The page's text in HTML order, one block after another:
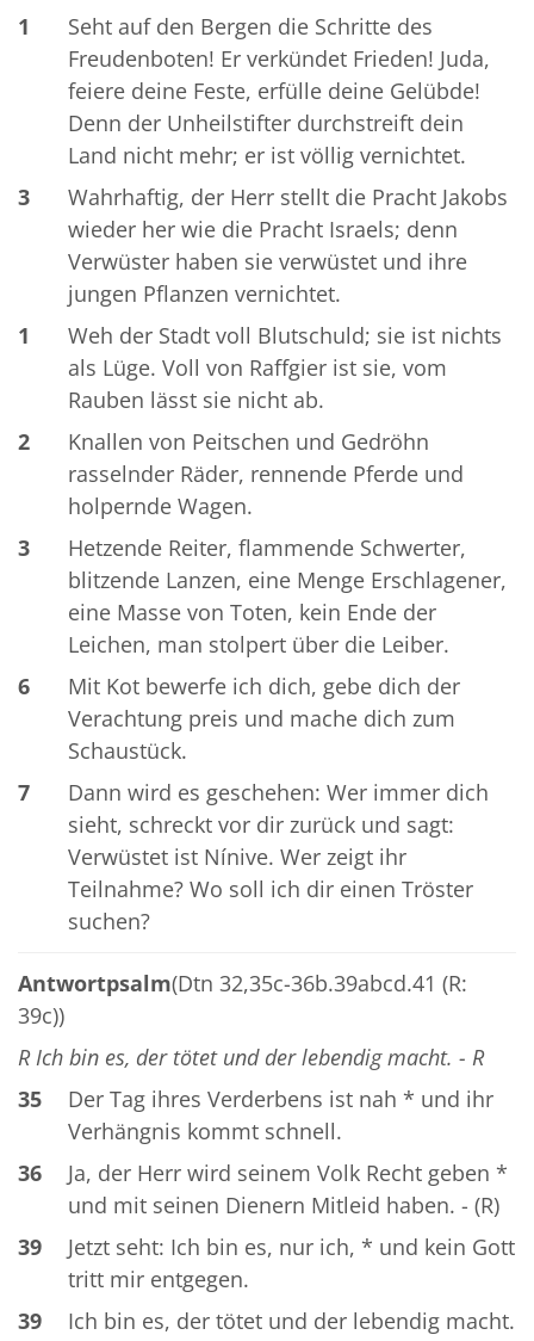
1
Seht auf den Bergen die Schritte des
Freudenboten! Er verkündet Frieden! Juda,
feiere deine Feste, erfülle deine Gelübde!
Denn der Unheilstifter durchstreift dein
Land nicht mehr; er ist völlig vernichtet.
3
Wahrhaftig, der Herr stellt die Pracht Jakobs
wieder her wie die Pracht Israels; denn
Verwüster haben sie verwüstet und ihre
jungen Pflanzen vernichtet.
1
Weh der Stadt voll Blutschuld; sie ist nichts
als Lüge. Voll von Raffgier ist sie, vom
Rauben lässt sie nicht ab.
2
Knallen von Peitschen und Gedröhn
rasselnder Räder, rennende Pferde und
holpernde Wagen.
3
Hetzende Reiter, flammende Schwerter,
blitzende Lanzen, eine Menge Erschlagener,
eine Masse von Toten, kein Ende der
Leichen, man stolpert über die Leiber.
6
Mit Kot bewerfe ich dich, gebe dich der
Verachtung preis und mache dich zum
Schaustück.
7
Dann wird es geschehen: Wer immer dich
sieht, schreckt vor dir zurück und sagt:
Verwüstet ist Nínive. Wer zeigt ihr
Teilnahme? Wo soll ich dir einen Tröster
suchen?
Antwortpsalm(Dtn 32,35c-36b.39abcd.41 (R:
39c))
R Ich bin es, der tötet und der lebendig macht. - R
35
Der Tag ihres Verderbens ist nah * und ihr
Verhängnis kommt schnell.
36
Ja, der Herr wird seinem Volk Recht geben *
und mit seinen Dienern Mitleid haben. - (R)
39
Jetzt seht: Ich bin es, nur ich, * und kein Gott
tritt mir entgegen.
39
Ich bin es, der tötet und der lebendig macht.